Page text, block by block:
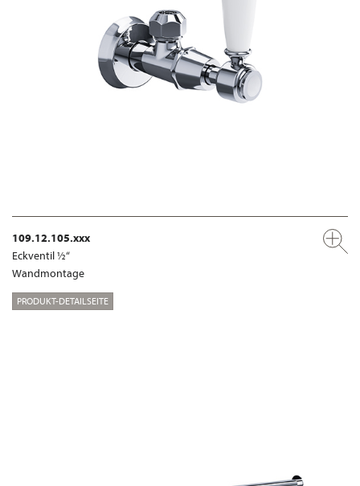
109.12.105.xxx
Eckventil ½“
Wandmontage
PRODUKT-DETAILSEITE